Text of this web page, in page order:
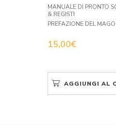
15,00€
MANUALE DI PRONTO
& REGISTI
PREFAZIONE DEL
AGGIUNGI AL